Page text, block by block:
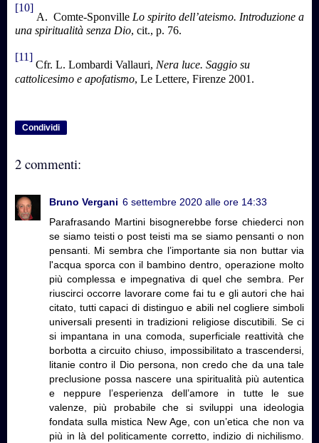
[10]
A. Comte-Sponville Lo spirito dell’ateismo. Introduzione a
una spiritualità senza Dio, cit., p. 76.
[11]
Cfr. L. Lombardi Vallauri, Nera luce. Saggio su
cattolicesimo e apofatismo, Le Lettere, Firenze 2001.
Condividi
2 commenti:
Bruno Vergani 6 settembre 2020 alle ore 14:33
Parafrasando Martini bisognerebbe forse chiederci non
se siamo teisti o post teisti ma se siamo pensanti o non
pensanti. Mi sembra che l’importante sia non buttar via
l'acqua sporca con il bambino dentro, operazione molto
più complessa e impegnativa di quel che sembra. Per
riuscirci occorre lavorare come fai tu e gli autori che hai
citato, tutti capaci di distinguo e abili nel cogliere simboli
universali presenti in tradizioni religiose discutibili. Se ci
si impantana in una comoda, superficiale reattività che
borbotta a circuito chiuso, impossibilitato a trascendersi,
litanie contro il Dio persona, non credo che da una tale
preclusione possa nascere una spiritualità più autentica
e neppure l’esperienza dell’amore in tutte le sue
valenze, più probabile che si sviluppi una ideologia
fondata sulla mistica New Age, con un’etica che non va
più in là del politicamente corretto, indizio di nichilismo.